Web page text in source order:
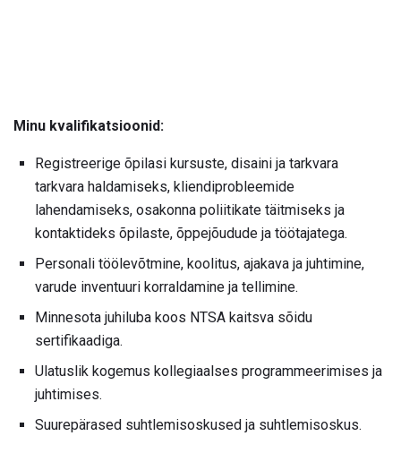
Minu kvalifikatsioonid:
Registreerige õpilasi kursuste, disaini ja tarkvara
tarkvara haldamiseks, kliendiprobleemide
lahendamiseks, osakonna poliitikate täitmiseks ja
kontaktideks õpilaste, õppejõudude ja töötajatega.
Personali töölevõtmine, koolitus, ajakava ja juhtimine,
varude inventuuri korraldamine ja tellimine.
Minnesota juhiluba koos NTSA kaitsva sõidu
sertifikaadiga.
Ulatuslik kogemus kollegiaalses programmeerimises ja
juhtimises.
Suurepärased suhtlemisoskused ja suhtlemisoskus.